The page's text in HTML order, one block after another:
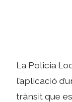
La Policia
l’aplicació
trànsit que